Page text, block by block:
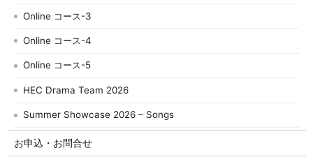
Online コース-3
Online コース-4
Online コース-5
HEC Drama Team 2026
Summer Showcase 2026 – Songs
お申込・お問合せ